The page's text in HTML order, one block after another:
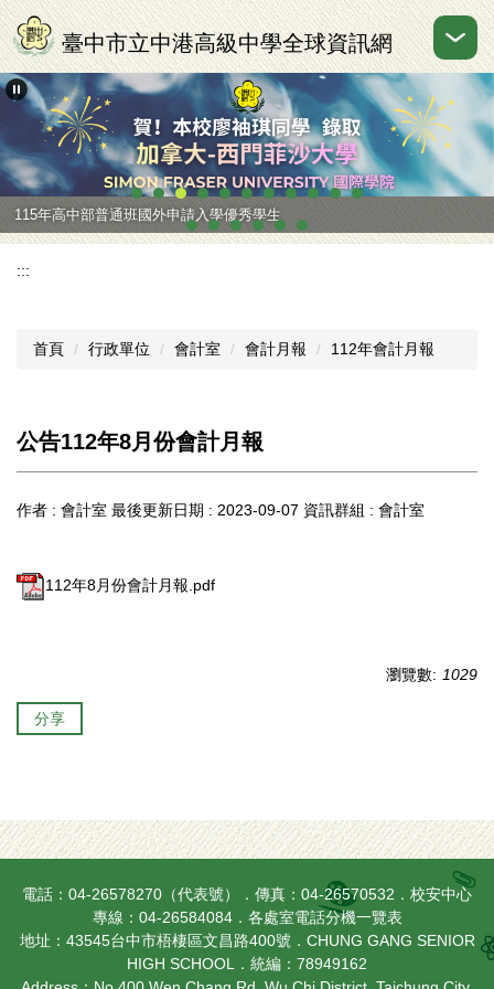
跳
到
主
要
區
臺中市立中港高級中學全球資訊網
115年高中部普通班國外申請入學優秀學生
:::
首頁 行政單位 會計室 會計月報 112年會計月報
公告112年8月份會計月報
作者 : 會計室 最後更新日期 : 2023-09-07 資訊群組 : 會計室
112年8月份會計月報.pdf
瀏覽數: 1029
分享
電話：04-26578270（代表號）．傳真：04-26570532．校安中心
專線：04-26584084． 各處室電話分機一覽表
地址：43545台中市梧棲區文昌路400號．CHUNG GANG SENIOR
HIGH SCHOOL．統編：78949162